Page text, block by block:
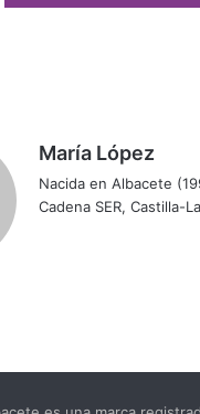
María López
Nacida en Albacete
Cadena SER, Castilla-